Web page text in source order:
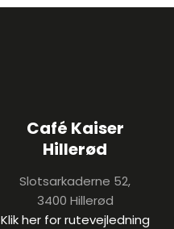
Café Kaiser
Hillerød
Slotsarkaderne 52,
3400 Hillerød
Klik her for rutevejledning